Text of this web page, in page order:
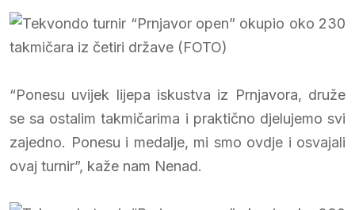
“Ponesu uvijek lijepa iskustva iz Prnjavora, druže
se sa ostalim takmičarima i praktično djelujemo svi
zajedno. Ponesu i medalje, mi smo ovdje i osvajali
ovaj turnir”, kaže nam Nenad.